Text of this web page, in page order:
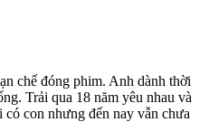
chế đóng phim. Anh dành thời
Trải qua 18 năm yêu nhau và
con nhưng đến nay vẫn chưa